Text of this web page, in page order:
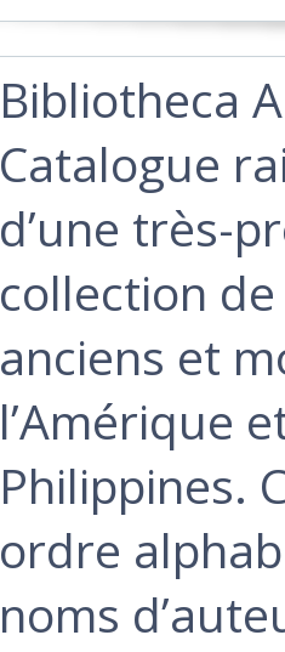
‎Bibliotheca
Catalogue
d’une très-
collection
anciens et
l’Amérique
Philippines.
ordre
noms